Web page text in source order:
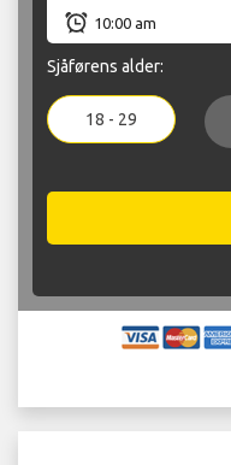
Sjåførens alder:
18 - 29